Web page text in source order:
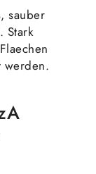
sauber
Stark
werden.